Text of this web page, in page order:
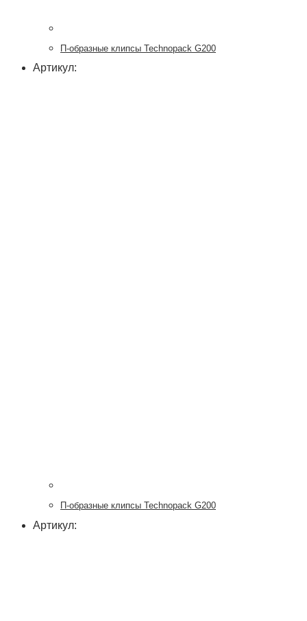
П-образные клипсы Technopack G200
Артикул:
П-образные клипсы Technopack G200
Артикул: